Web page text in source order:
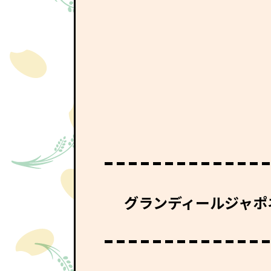
グランディールジャ